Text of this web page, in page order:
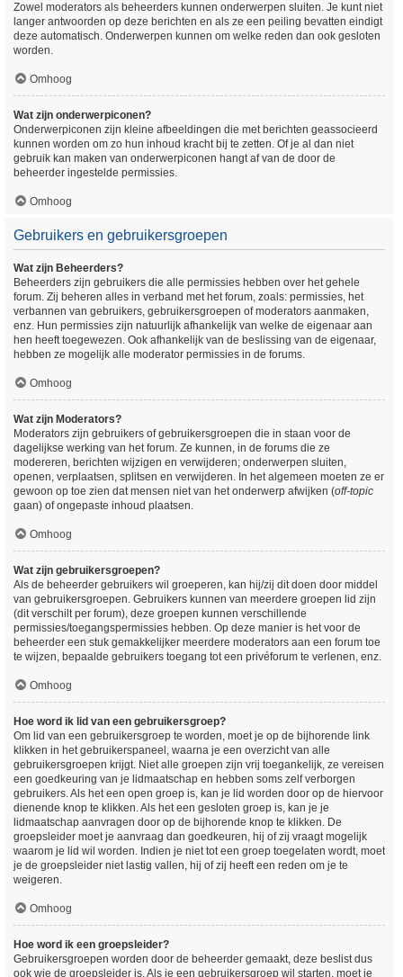
Zowel moderators als beheerders kunnen onderwerpen sluiten. Je kunt niet
langer antwoorden op deze berichten en als ze een peiling bevatten eindigt
deze automatisch. Onderwerpen kunnen om welke reden dan ook gesloten
worden.
Omhoog
Wat zijn onderwerpiconen?
Onderwerpiconen zijn kleine afbeeldingen die met berichten geassocieerd
kunnen worden om zo hun inhoud kracht bij te zetten. Of je al dan niet
gebruik kan maken van onderwerpiconen hangt af van de door de
beheerder ingestelde permissies.
Omhoog
Gebruikers en gebruikersgroepen
Wat zijn Beheerders?
Beheerders zijn gebruikers die alle permissies hebben over het gehele
forum. Zij beheren alles in verband met het forum, zoals: permissies, het
verbannen van gebruikers, gebruikersgroepen of moderators aanmaken,
enz. Hun permissies zijn natuurlijk afhankelijk van welke de eigenaar aan
hen heeft toegewezen. Ook afhankelijk van de beslissing van de eigenaar,
hebben ze mogelijk alle moderator permissies in de forums.
Omhoog
Wat zijn Moderators?
Moderators zijn gebruikers of gebruikersgroepen die in staan voor de
dagelijkse werking van het forum. Ze kunnen, in de forums die ze
modereren, berichten wijzigen en verwijderen; onderwerpen sluiten,
openen, verplaatsen, splitsen en verwijderen. In het algemeen moeten ze er
gewoon op toe zien dat mensen niet van het onderwerp afwijken (off-topic
gaan) of ongepaste inhoud plaatsen.
Omhoog
Wat zijn gebruikersgroepen?
Als de beheerder gebruikers wil groeperen, kan hij/zij dit doen door middel
van gebruikersgroepen. Gebruikers kunnen van meerdere groepen lid zijn
(dit verschilt per forum), deze groepen kunnen verschillende
permissies/toegangspermissies hebben. Op deze manier is het voor de
beheerder een stuk gemakkelijker meerdere moderators aan een forum toe
te wijzen, bepaalde gebruikers toegang tot een privéforum te verlenen, enz.
Omhoog
Hoe word ik lid van een gebruikersgroep?
Om lid van een gebruikersgroep te worden, moet je op de bijhorende link
klikken in het gebruikerspaneel, waarna je een overzicht van alle
gebruikersgroepen krijgt. Niet alle groepen zijn vrij toegankelijk, ze vereisen
een goedkeuring van je lidmaatschap en hebben soms zelf verborgen
gebruikers. Als het een open groep is, kan je lid worden door op de hiervoor
dienende knop te klikken. Als het een gesloten groep is, kan je je
lidmaatschap aanvragen door op de bijhorende knop te klikken. De
groepsleider moet je aanvraag dan goedkeuren, hij of zij vraagt mogelijk
waarom je lid wil worden. Indien je niet tot een groep toegelaten wordt, moet
je de groepsleider niet lastig vallen, hij of zij heeft een reden om je te
weigeren.
Omhoog
Hoe word ik een groepsleider?
Gebruikersgroepen worden door de beheerder gemaakt, deze beslist dus
ook wie de groepsleider is. Als je een gebruikersgroep wil starten, moet je